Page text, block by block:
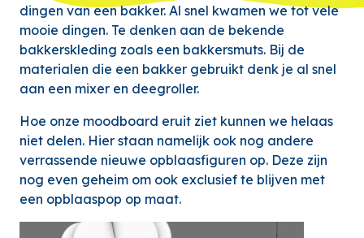
dingen van een bakker. Al snel kwamen we tot vele
mooie dingen. Te denken aan de bekende
bakkerskleding zoals een bakkersmuts. Bij de
materialen die een bakker gebruikt denk je al snel
aan een mixer en deegroller.
Hoe onze moodboard eruit ziet kunnen we helaas
niet delen. Hier staan namelijk ook nog andere
verrassende nieuwe opblaasfiguren op. Deze zijn
nog even geheim om ook exclusief te blijven met
een opblaaspop op maat.